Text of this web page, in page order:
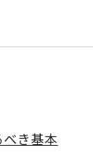
き基本